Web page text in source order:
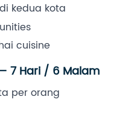
kedua kota
cuisine
7 Hari / 6 Malam
per orang